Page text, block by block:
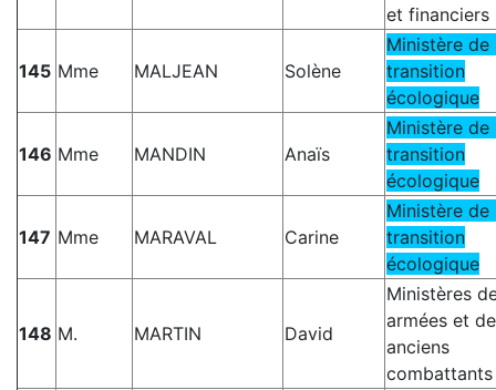
et financiers
145 Mme MALJEAN Solène
Ministère de
transition
écologique
146 Mme MANDIN Anaïs
Ministère de
transition
écologique
147 Mme MARAVAL Carine
Ministère de
transition
écologique
148 M. MARTIN David
Ministères
armées et
anciens
combattants